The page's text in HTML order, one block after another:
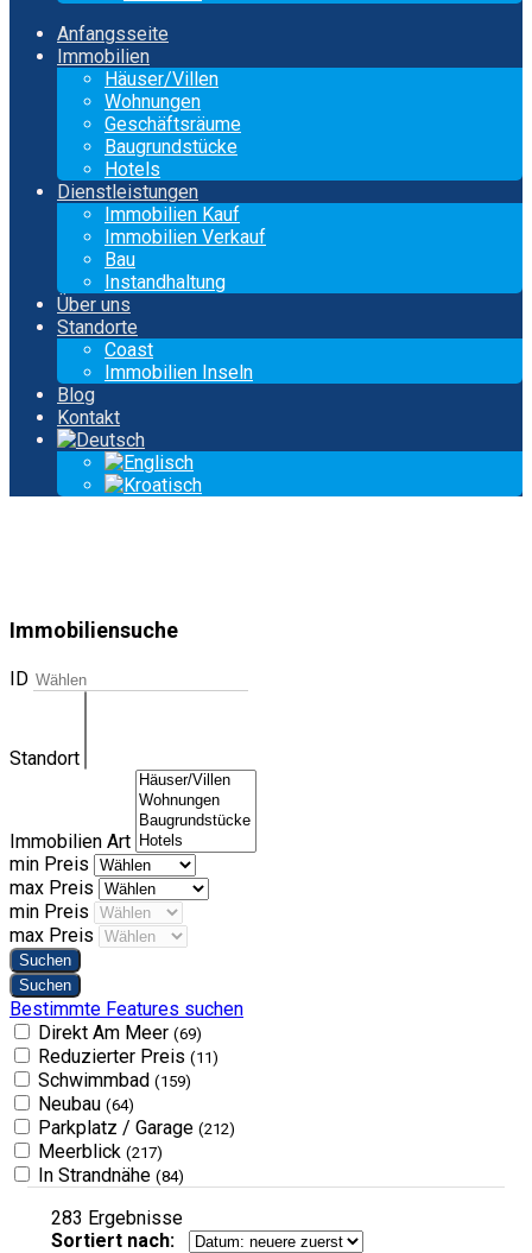
Anfangsseite
Immobilien
Häuser/Villen
Wohnungen
Geschäftsräume
Baugrundstücke
Hotels
Dienstleistungen
Immobilien Kauf
Immobilien Verkauf
Bau
Instandhaltung
Über uns
Standorte
Coast
Immobilien Inseln
Blog
Kontakt
Immobiliensuche
ID
Standort
Immobilien Art
min Preis
max Preis
min Preis
max Preis
Bestimmte Features suchen
Direkt Am Meer (69)
Reduzierter Preis (11)
Schwimmbad (159)
Neubau (64)
Parkplatz / Garage (212)
Meerblick (217)
In Strandnähe (84)
283 Ergebnisse
Sortiert nach: